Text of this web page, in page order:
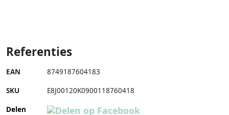
Referenties
EAN 8749187604183
SKU E8J00120K0900118760418
Delen